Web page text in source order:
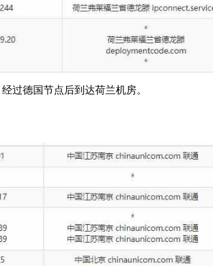
过德国节点后到达荷兰机房。